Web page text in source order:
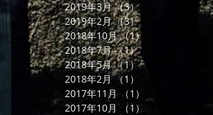
2019年3月 （3）3件の記事
2019年2月 （3）3件の記事
2018年10月 （1）
2018年7月 （1）1件の記事
2018年5月 （1）1件の記事
2018年2月 （1）
2017年11月
（1）
2017年10月
（1）